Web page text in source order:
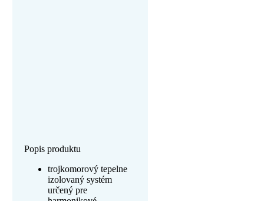
Popis produktu
trojkomorový tepelne
izolovaný systém
určený pre